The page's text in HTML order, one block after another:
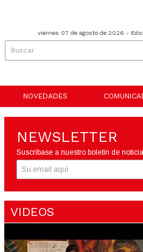
viernes 07 de agosto de 2026 -
NOVEDADES
NEWSLETTER
Suscríbase a nuestro boletín de
VIDEOS